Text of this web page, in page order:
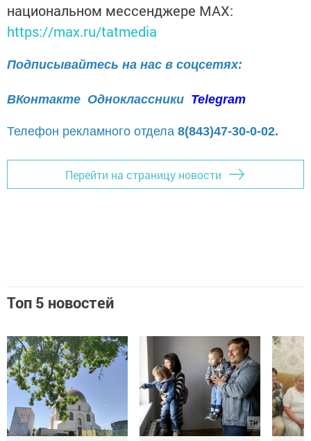
национальном мессенджере MАХ:
https://max.ru/tatmedia
Подписывайтесь на нас в соцсетях:
ВКонтакте Одноклассники Telegram
Телефон рекламного отдела 8(843)47-30-0-02.
Перейти на страницу новости
Топ 5 новостей